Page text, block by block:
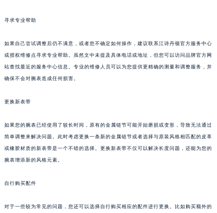
寻求专业帮助
如果自己尝试调整后仍不满意，或者您不确定如何操作，建议联系江诗丹顿官方服务中心
或授权维修点寻求专业帮助。虽然文中未提及具体电话或地址，但您可以访问品牌官方网
站查找最近的服务中心信息。专业的维修人员可以为您提供更精确的测量和调整服务，并
确保不会对腕表造成任何损害。
更换新表带
如果您的腕表已经使用了较长时间，原有的金属链节可能开始磨损或变形，导致无法通过
简单调整来解决问题。此时考虑更换一条新的金属链节或者选择与原装风格相匹配的皮革
或橡胶材质的新表带是一个不错的选择。更换新表带不仅可以解决长度问题，还能为您的
腕表增添新的风格元素。
自行购买配件
对于一些较为常见的问题，您还可以选择自行购买相应的配件进行更换。比如购买额外的